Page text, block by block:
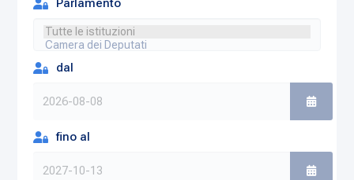
Parlamento
dal
fino al